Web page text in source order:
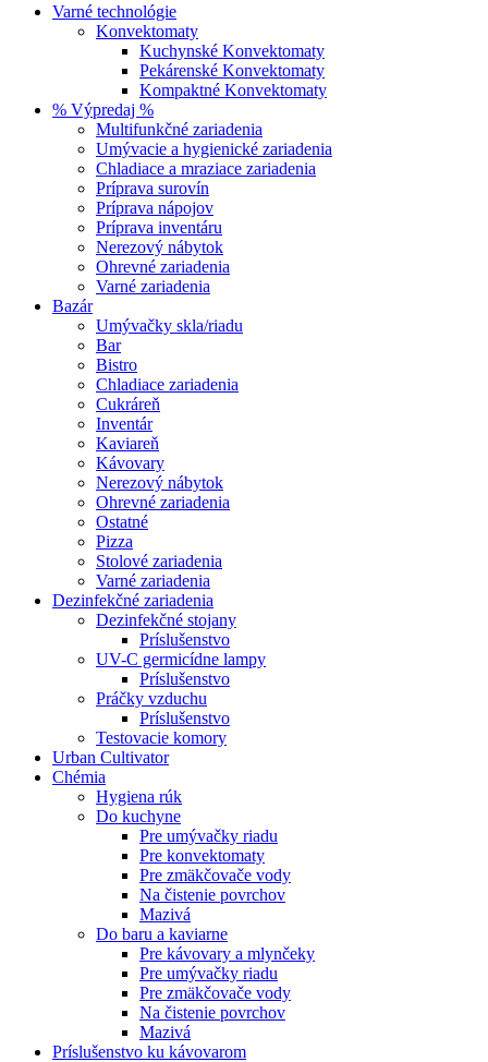
Varné technológie
Konvektomaty
Kuchynské Konvektomaty
Pekárenské Konvektomaty
Kompaktné Konvektomaty
% Výpredaj %
Multifunkčné zariadenia
Umývacie a hygienické zariadenia
Chladiace a mraziace zariadenia
Príprava surovín
Príprava nápojov
Príprava inventáru
Nerezový nábytok
Ohrevné zariadenia
Varné zariadenia
Bazár
Umývačky skla/riadu
Bar
Bistro
Chladiace zariadenia
Cukráreň
Inventár
Kaviareň
Kávovary
Nerezový nábytok
Ohrevné zariadenia
Ostatné
Pizza
Stolové zariadenia
Varné zariadenia
Dezinfekčné zariadenia
Dezinfekčné stojany
Príslušenstvo
UV-C germicídne lampy
Príslušenstvo
Práčky vzduchu
Príslušenstvo
Testovacie komory
Urban Cultivator
Chémia
Hygiena rúk
Do kuchyne
Pre umývačky riadu
Pre konvektomaty
Pre zmäkčovače vody
Na čistenie povrchov
Mazivá
Do baru a kaviarne
Pre kávovary a mlynčeky
Pre umývačky riadu
Pre zmäkčovače vody
Na čistenie povrchov
Mazivá
Príslušenstvo ku kávovarom